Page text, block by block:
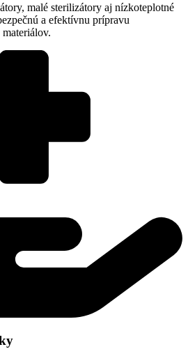
malé sterilizátory aj nízkoteplotné
a efektívnu prípravu